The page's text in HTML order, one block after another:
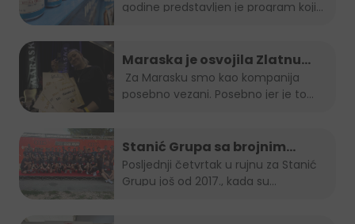
godine predstavljen je program koji
Maraska je osvojila Zlatnu
plaketu, opet!
posebno vezani. Posebno jer je to...
Stanić Grupa sa brojnim
timom na B2B run utrci
Posljednji četvrtak u rujnu za Stanić
Grupu još od 2017., kada su...